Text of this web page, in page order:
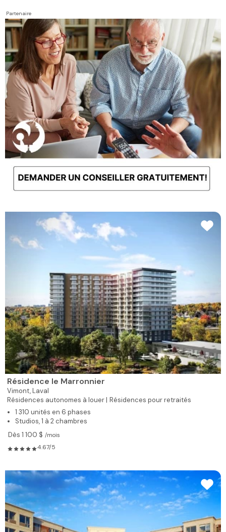
Partenaire
Résidence le Marronnier
Vimont,Laval
Résidences autonomes à louer | Résidences pour retraités
1 310 unités en 6 phases
Studios, 1 à 2 chambres
Dès 1 100 $ /mois
4.67/5